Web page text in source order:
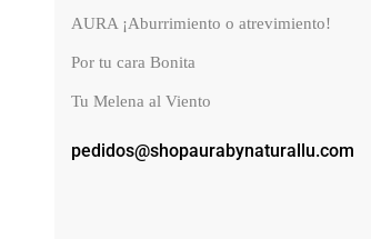
AURA ¡Aburrimiento o atrevimiento!
Por tu cara Bonita
Tu Melena al Viento
pedidos@shopaurabynaturallu.com